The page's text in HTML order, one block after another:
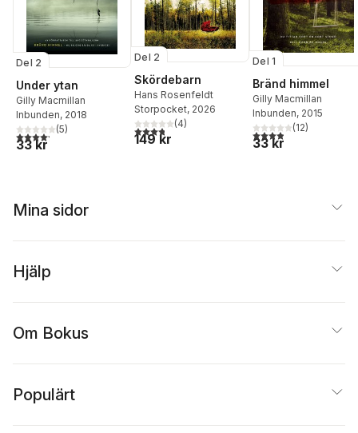
Del 2
Under ytan
Gilly Macmillan
Inbunden, 2018
4,2utav 5 stjärnor. Totalt antal röster:
(5)
33 kr
Del 2
Skördebarn
Hans Rosenfeldt
Storpocket, 2026
3,8utav 5 stjärnor. Totalt antal röster:
(4)
149 kr
Del 1
Bränd himmel
Gilly Macmillan
Inbunden, 2015
3,9utav 5 stjärnor.
(12)
33 kr
Mina sidor
Hjälp
Om Bokus
Populärt